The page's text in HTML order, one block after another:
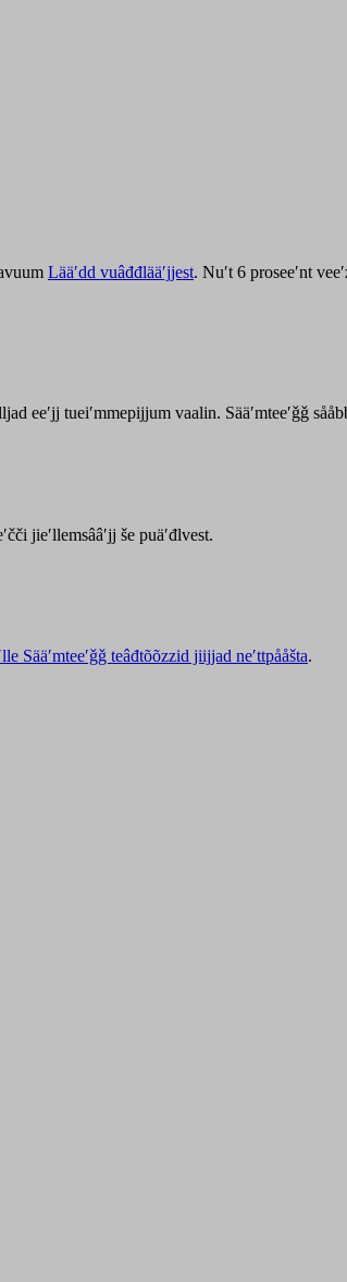
Lääʹdd vuâđđlääʹjjest. Nuʹt 6 proseeʹnt
eeʹjj tueiʹmmepijjum vaalin. Sääʹmteeʹǧǧ
jieʹllemsââʹjj še puäʹđlvest.
Sääʹmteeʹǧǧ teâđtõõzzid jiijjad neʹttpååšta.